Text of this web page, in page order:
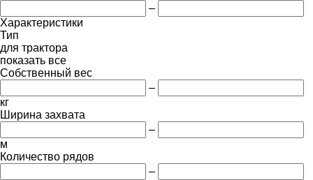
–
Характеристики
Тип
для трактора
показать все
Собственный вес
–
кг
Ширина захвата
–
м
Количество рядов
–